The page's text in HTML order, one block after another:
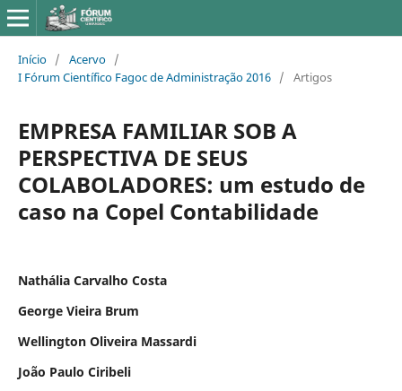
Início / Acervo /
I Fórum Científico Fagoc de Administração 2016 / Artigos
EMPRESA FAMILIAR SOB A
PERSPECTIVA DE SEUS
COLABOLADORES: um estudo de
caso na Copel Contabilidade
Nathália Carvalho Costa
George Vieira Brum
Wellington Oliveira Massardi
João Paulo Ciribeli